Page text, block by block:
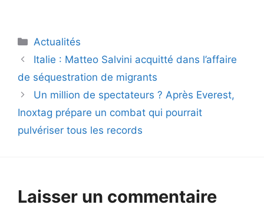
Catégories
Actualités
Italie : Matteo Salvini acquitté dans l’affaire
de séquestration de migrants
Un million de spectateurs ? Après Everest,
Inoxtag prépare un combat qui pourrait
pulvériser tous les records
Laisser un commentaire